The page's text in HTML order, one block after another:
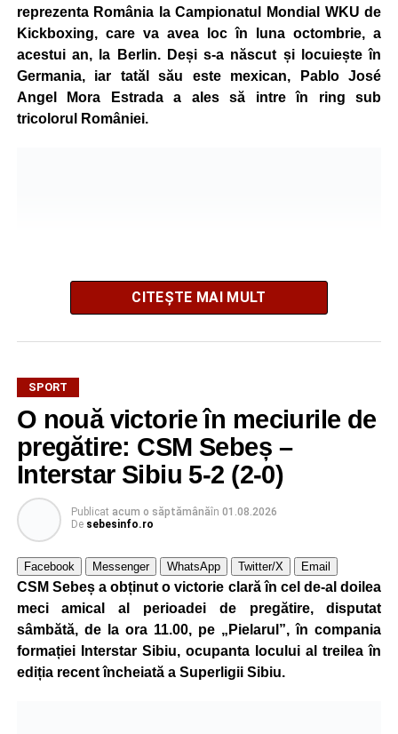
reprezenta România la Campionatul Mondial WKU de
Kickboxing, care va avea loc în luna octombrie, a
acestui an, la Berlin. Deși s-a născut și locuiește în
Germania, iar tatăl său este mexican, Pablo José
Angel Mora Estrada a ales să intre în ring sub
tricolorul României.
Mama sa este originară din satul Țonea, comuna
Săsciori, iar legătura puternică cu România și cu locurile
natale ale familiei a stat la baza deciziei de a concura
pentru țara mamei sale.
La doar 10 ani, Pablo are deja un palmares impresionant.
Practică kickboxing de la vârsta de 4 ani, iar prin
antrenamente zilnice și multă disciplină a ajuns să obțină
rezultate remarcabile încă de la o vârstă fragedă.
La numai 8 ani, a câștigat toate centurile importante din
competițiile de kickboxing dedicate copiilor, iar în același
an a obținut și centura neagră, performanță rar întâlnită la
CITEȘTE MAI MULT
SPORT
O nouă victorie în meciurile de
pregătire: CSM Sebeș –
Interstar Sibiu 5-2 (2-0)
Publicat acum o săptămânăîn 01.08.2026
De sebesinfo.ro
Facebook Messenger WhatsApp Twitter/X Email
CSM Sebeș a obținut o victorie clară în cel de-al doilea
meci amical al perioadei de pregătire, disputat
sâmbătă, de la ora 11.00, pe „Pielarul”, în compania
formației Interstar Sibiu, ocupanta locului al treilea în
ediția recent încheiată a Superligii Sibiu.